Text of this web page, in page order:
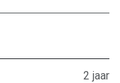
2 jaar